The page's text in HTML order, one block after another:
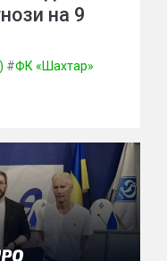
на 9
#ФК «Шахтар»